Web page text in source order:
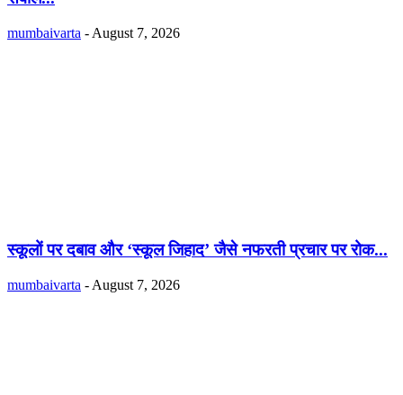
mumbaivarta - August 7, 2026
स्कूलों पर दबाव और ‘स्कूल जिहाद’ जैसे नफरती प्रचार पर रोक...
mumbaivarta - August 7, 2026